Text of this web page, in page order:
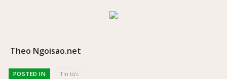
Theo Ngoisao.net
POSTED IN Tin tức